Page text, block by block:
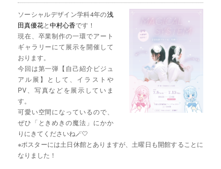
ソーシャルデザイン学科4年の浅
田真優花と中村心香です！
現在、卒業制作の一環でアート
ギャラリーにて展示を開催して
おります。
今回は第一弾【自己紹介ビジュ
アル展】として、イラストや
PV、写真などを展示していま
す。
可愛い空間になっているので、
ぜひ「ときめきの魔法」にかか
りにきてくださいね🪄🤍
※ポスターには土日休館とありますが、土曜日も開館することに
なりました！